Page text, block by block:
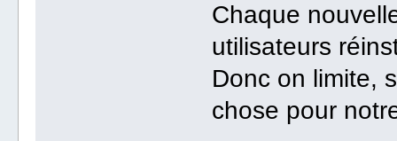
Chaque
utilisateurs
Donc on limite,
chose pour